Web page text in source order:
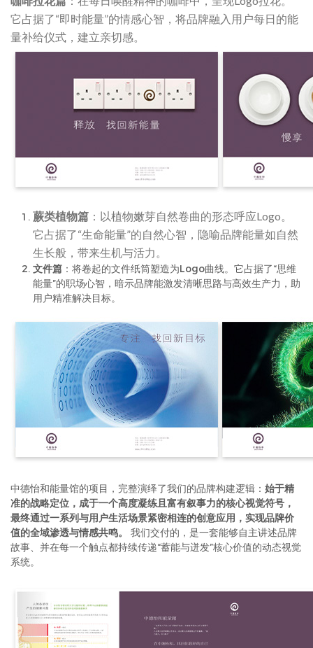
它占据了“即时能量”的情感心智，将品牌融入用户每日的能
量补给仪式，建立亲切感。
蕨类植物篇 ：以植物嫩芽自然卷曲的形态呼应Logo。
它占据了“生命能量”的自然心智，隐喻品牌能量如自然
生长般，带来生机与活力。
文件篇 ：将卷起的文件纸筒塑造为Logo曲线。它占据了“思维
能量”的职场心智，暗示品牌能激发清晰思路与高效生产力，助
用户精准解决目标。
中德怡和能量馆的项目，完整演绎了我们的品牌构建逻辑： 始于精
准的战略定位，成于一个高度凝练且富有叙事力的核心视觉符号，
最终通过一系列与用户生活场景紧密相连的创意应用，实现品牌价
值的全域渗透与情感共鸣。
我们交付的，是一套能够自主讲述品牌
故事、并在每一个触点都持续传递“蓄能与迸发”核心价值的动态视觉
系统。